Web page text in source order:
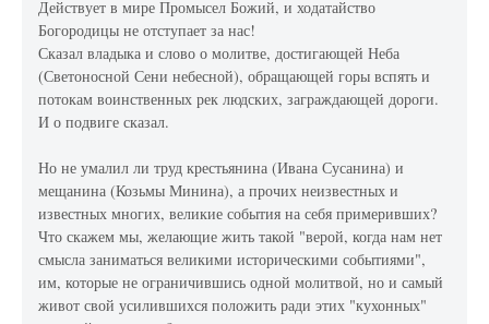
Действует в мире Промысел Божий, и ходатайство
Богородицы не отступает за нас!
Сказал владыка и слово о молитве, достигающей Неба
(Светоносной Сени небесной), обращающей горы вспять и
потокам воинственных рек людских, заграждающей дороги.
И о подвиге сказал.
Но не умалил ли труд крестьянина (Ивана Сусанина) и
мещанина (Козьмы Минина), а прочих неизвестных и
известных многих, великие события на себя примеривших?
Что скажем мы, желающие жить такой "верой, когда нам нет
смысла заниматься великими историческими событиями",
им, которые не ограничившись одной молитвой, но и самый
живот свой усилившихся положить ради этих "кухонных"